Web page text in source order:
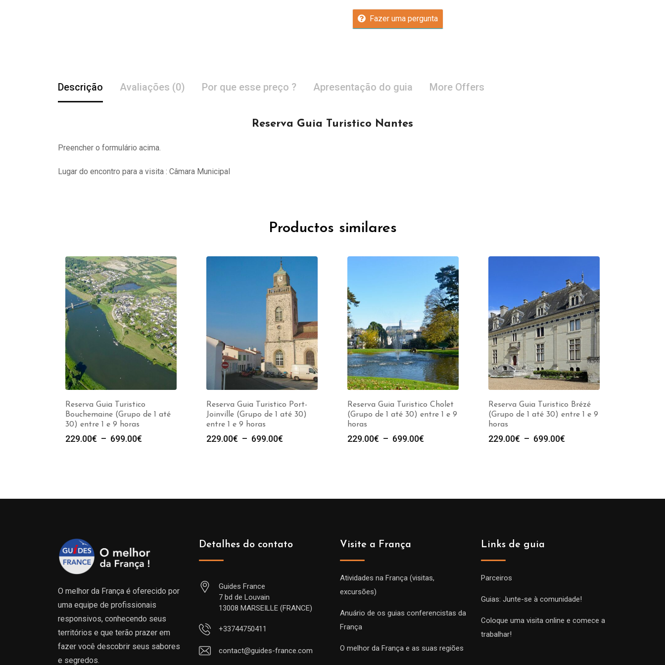
Fazer uma pergunta
Descrição Avaliações (0) Por que esse preço ? Apresentação do guia More Offers
Reserva Guia Turistico Nantes
Preencher o formulário acima.
Lugar do encontro para a visita : Câmara Municipal
Productos similares
Reserva Guia Turistico
Bouchemaine (Grupo de 1 até
30) entre 1 e 9 horas
229.00€ – 699.00€
Reserva Guia Turistico Port-
Joinville (Grupo de 1 até 30)
entre 1 e 9 horas
229.00€ – 699.00€
Reserva Guia Turistico Cholet
(Grupo de 1 até 30) entre 1 e 9
horas
229.00€ – 699.00€
Reserva Guia Turistico Brézé
(Grupo de 1 até 30) entre 1 e 9
horas
229.00€ – 699.00€
O melhor da França é oferecido por
uma equipe de profissionais
responsivos, conhecendo seus
territórios e que terão prazer em
fazer você descobrir seus sabores
e segredos.
Detalhes do contato
Guides France
7 bd de Louvain
13008 MARSEILLE (FRANCE)
+33744750411
contact@guides-france.com
Visite a França
Atividades na França (visitas,
excursões)
Anuário de os guias conferencistas da
França
O melhor da França e as suas regiões
Links de guia
Parceiros
Guias: Junte-se à comunidade!
Coloque uma visita online e comece a
trabalhar!